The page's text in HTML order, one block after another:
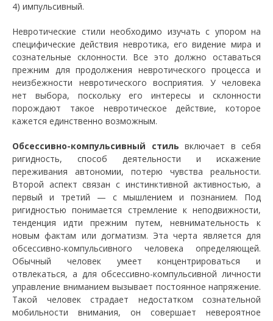
4) импульсивный.
Невротические стили необходимо изучать с упором на
специфические действия невротика, его видение мира и
сознательные склонности. Все это должно оставаться
прежним для продолжения невротического процесса и
неизбежности невротического восприятия. У человека
нет выбора, поскольку его интересы и склонности
порождают такое невротическое действие, которое
кажется единственно возможным.
Обсессивно-компульсивный стиль включает в себя
ригидность, способ деятельности и искажение
переживания автономии, потерю чувства реальности.
Второй аспект связан с инстинктивной активностью, а
первый и третий — с мышлением и познанием. Под
ригидностью понимается стремление к неподвижности,
тенденция идти прежним путем, невнимательность к
новым фактам или догматизм. Эта черта является для
обсессивно-компульсивного человека определяющей.
Обычный человек умеет концентрироваться и
отвлекаться, а для обсессивно-компульсивной личности
управление вниманием вызывает постоянное напряжение.
Такой человек страдает недостатком сознательной
мобильности внимания, он совершает невероятное